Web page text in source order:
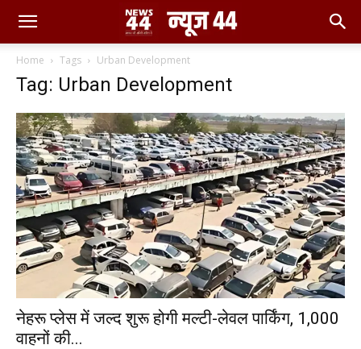
Home Tags Urban Development
Tag: Urban Development
नेहरू प्लेस में जल्द शुरू होगी मल्टी-लेवल पार्किंग, 1,000
वाहनों की...